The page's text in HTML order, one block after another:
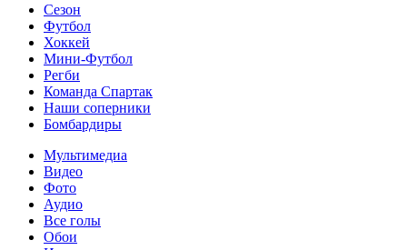
Сезон
Футбол
Хоккей
Мини-Футбол
Регби
Команда Спартак
Наши соперники
Бомбардиры
Мультимедиа
Видео
Фото
Аудио
Все голы
Обои